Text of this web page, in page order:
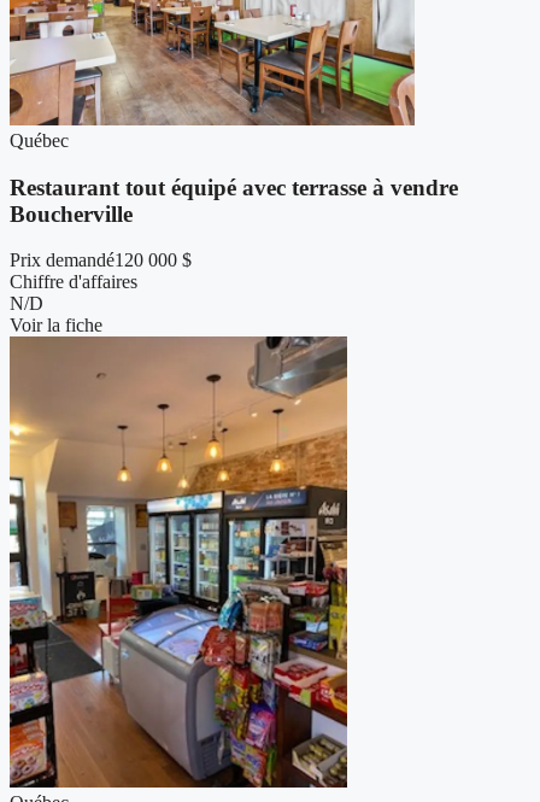
Québec
Restaurant tout équipé avec terrasse à vendre
Boucherville
Prix demandé120 000 $
Chiffre d'affaires
N/D
Voir la fiche